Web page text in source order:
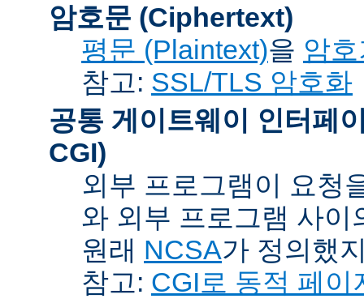
암호문 (Ciphertext)
평문 (Plaintext)을 암
참고: SSL/TLS 암호화
공통 게이트웨이 인터페
CGI)
외부 프로그램이 요청
와 외부 프로그램 사
원래 NCSA가 정의했
참고: CGI로 동적 페이